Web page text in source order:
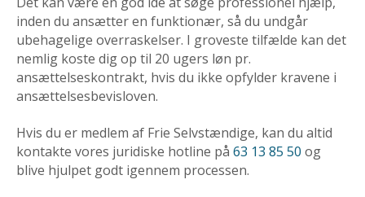
inden du ansætter en funktionær, så du undgår
ubehagelige overraskelser. I groveste tilfælde kan det
nemlig koste dig op til 20 ugers løn pr.
ansættelseskontrakt, hvis du ikke opfylder kravene i
ansættelsesbevisloven.
Hvis du er medlem af Frie Selvstændige, kan du altid
kontakte vores juridiske hotline på 63 13 85 50 og
blive hjulpet godt igennem processen.